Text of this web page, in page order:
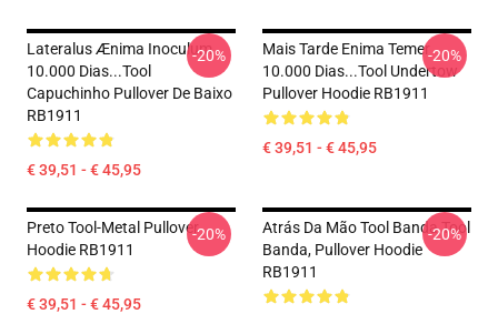
Lateralus Ænima Inoculum
10.000 Dias...tool
Capuchinho Pullover De Baixo
RB1911
€ 39,51 - € 45,95
-20%
Mais Tarde Enima Temer
10.000 Dias...tool Undertow
Pullover Hoodie RB1911
€ 39,51 - € 45,95
-20%
Preto Tool-Metal Pullover
Hoodie RB1911
€ 39,51 - € 45,95
-20%
Atrás Da Mão Tool Banda Tool
Banda, Pullover Hoodie
RB1911
-20%